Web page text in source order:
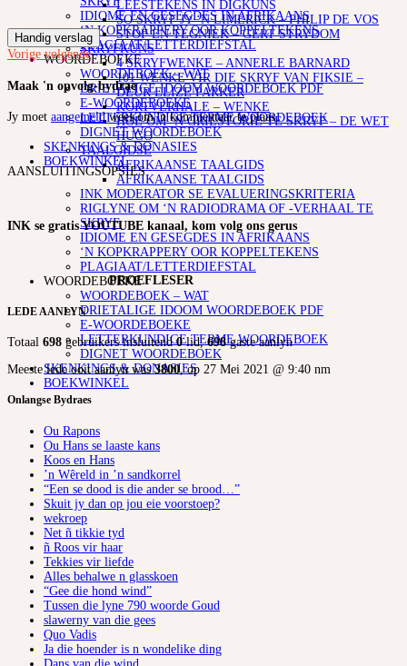
IDIOME EN GESEGDES IN AFRIKAANS
‘N KOPKRAPPERY OOR KOPPELTEKENS
PLAGIAAT/LETTERDIEFSTAL
WOORDEBOEKE
WOORDEBOEK – WAT
DRIETALIGE IDOOM WOORDEBOEK PDF
E-WOORDEBOEKE
LETTERKUNDIGE TERME WOORDEBOEK
DIGNET WOORDEBOEK
SKENKINGS & DONASIES
BOEKWINKEL
LEESTEKENS IN DIGKUNS
SO SKRYF JY ‘N LIMERICK – PHILIP DE VOS
STOF EN TEGNIEK – GERT STRYDOM
SKRYFKUNS
4 SKRYFWENKE – ANNERLE BARNARD
101 WENKE VIR DIE SKRYF VAN FIKSIE –
DEUR ELIZE PARKER
KORTVERHALE – WENKE
HOE OM ‘N GRILSTORIE TE SKRYF – DE WET
HUGO
TAALGIDSE
AFRIKAANSE TAALGIDS
AFRIKAANSE TAALGIDS
INK MODERATOR SE EVALUERINGSKRITERIA
RIGLYNE OM ‘N RADIODRAMA OF -VERHAAL TE
SKRYF
IDIOME EN GESEGDES IN AFRIKAANS
‘N KOPKRAPPERY OOR KOPPELTEKENS
PLAGIAAT/LETTERDIEFSTAL
WOORDEBOEKE
WOORDEBOEK – WAT
DRIETALIGE IDOOM WOORDEBOEK PDF
E-WOORDEBOEKE
LETTERKUNDIGE TERME WOORDEBOEK
DIGNET WOORDEBOEK
SKENKINGS & DONASIES
BOEKWINKEL
Handig verslag
Vorige volgende
Maak 'n opvolg-bydrae
Jy moet aangemeldwees om 'n kommentaar te plaas.
AANSLUITINGSOPSIES
INK se gratis YOUTUBE kanaal, kom volg ons gerus
PROEFLESER
LEDE AANLYN
Totaal 698 gebruikers insluitend0lid,698gaste aanlyn
Meeste lede ooit aanlyn was3800, op 27 Mei 2021 @ 9:40 nm
Onlangse Bydraes
Ou Rapons
Ou Hans se laaste kans
Koos en Hans
’n Wêreld in ’n sandkorrel
“Een se dood is die ander se brood…”
Skuit jy dan op jou eie voorstoep?
wekroep
Net ñ tikkie tyd
ñ Roos vir haar
Tekkies vir liefde
Alles behalwe n glasskoen
“Gee die hond wind”
Tussen die lyne 790 woorde Goud
slawerny van die gees
Quo Vadis
Ja die hoender is n wondelike ding